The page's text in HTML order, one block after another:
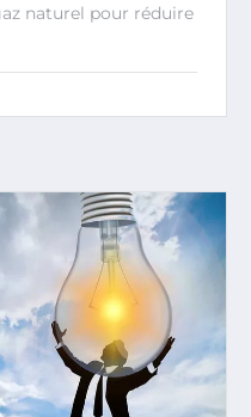
naturel pour réduire